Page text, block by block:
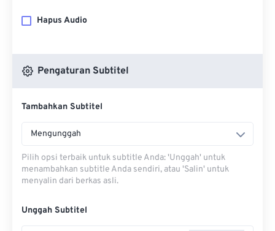
Hapus Audio
Pengaturan Subtitel
Tambahkan Subtitel
Mengunggah
Pilih opsi terbaik untuk subtitle Anda: 'Unggah' untuk
menambahkan subtitle Anda sendiri, atau 'Salin' untuk
menyalin dari berkas asli.
Unggah Subtitel